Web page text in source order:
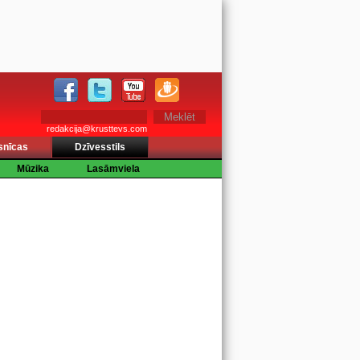
redakcija@krusttevs.com
Dzīvesstils
Mūzika
Lasāmviela